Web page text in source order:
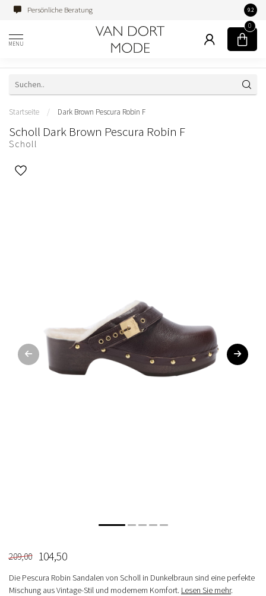
Persönliche Beratung 9.2
MENU
0
Startseite / Dark Brown Pescura Robin F
Scholl Dark Brown Pescura Robin F
Scholl
209,00 104,50
Die Pescura Robin Sandalen von Scholl in Dunkelbraun sind eine perfekte
Mischung aus Vintage-Stil und modernem Komfort. Lesen Sie mehr.